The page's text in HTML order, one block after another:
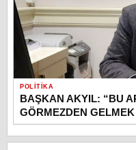
POLITIKA
BAŞKAN AKYIL: “BU
GÖRMEZDEN